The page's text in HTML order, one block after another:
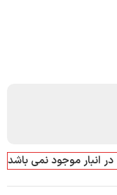
در انبار موجود نمی باشد